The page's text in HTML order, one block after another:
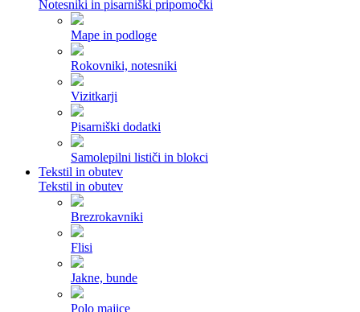
Notesniki in pisarniški pripomočki
Mape in podloge
Rokovniki, notesniki
Vizitkarji
Pisarniški dodatki
Samolepilni lističi in blokci
Tekstil in obutev
Tekstil in obutev
Brezrokavniki
Flisi
Jakne, bunde
Polo majice